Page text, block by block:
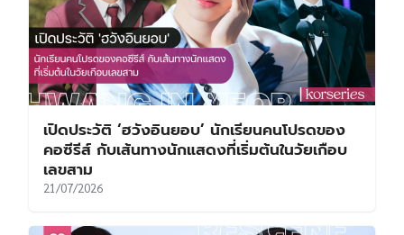
เปิดประวัติ ‘ฮวังอินยอบ’ นักเรียนคนโปรดของ
คอซีรีส์ กับเส้นทางนักแสดงที่เริ่มต้นในวัยเกือบ
เลขสาม
21/07/2026